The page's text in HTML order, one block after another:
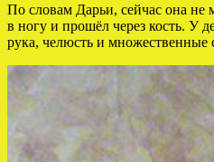
По словам Дарьи, сейчас она не
в ногу и прошёл через кость. У
рука, челюсть и множественные